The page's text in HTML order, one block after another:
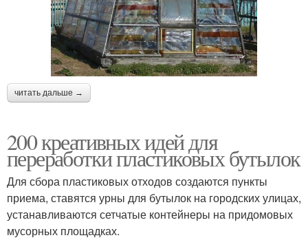
читать дальше →
200 креативных идей для
переработки пластиковых бутылок
Для сбора пластиковых отходов создаются пункты
приема, ставятся урны для бутылок на городских улицах,
устанавливаются сетчатые контейнеры на придомовых
мусорных площадках.